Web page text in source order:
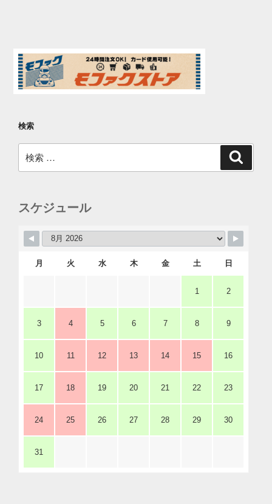
検索
索:
スケジュール
月 火 水 木 金 土 日
1 2
3 4 5 6 7 8 9
10 11 12 13 14 15 16
17 18 19 20 21 22 23
24 25 26 27 28 29 30
31